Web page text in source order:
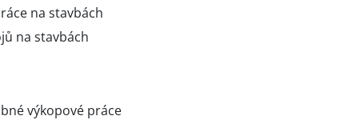
na stavbách
na stavbách
výkopové práce